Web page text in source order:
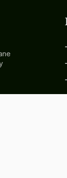
-
-
-